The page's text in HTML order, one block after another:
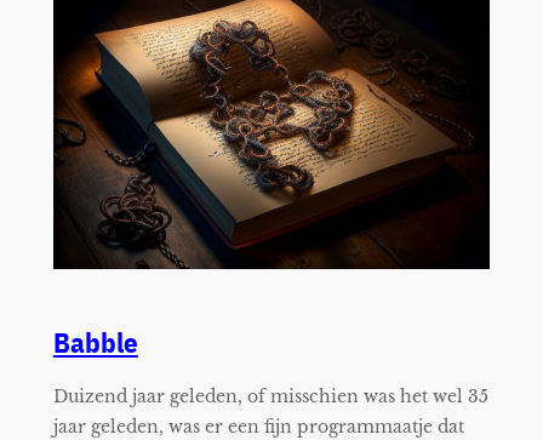
Babble
Duizend jaar geleden, of misschien was het wel 35
jaar geleden, was er een fijn programmaatje dat